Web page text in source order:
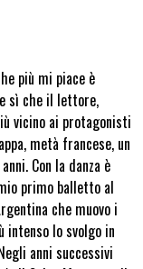
più mi piace è
sì che il lettore,
vicino ai protagonisti
metà francese, un
Con la danza è
primo balletto al
che muovo i
intenso lo svolgo in
anni successivi